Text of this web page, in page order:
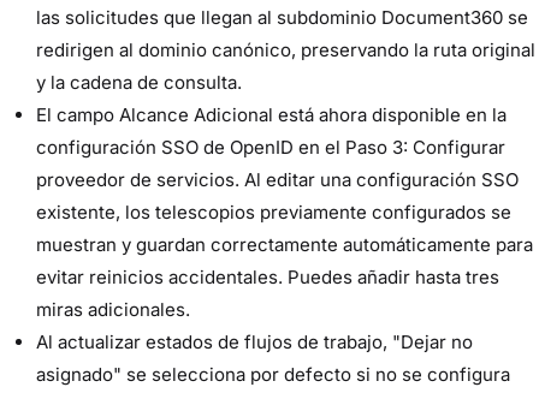
las solicitudes que llegan al subdominio Document360 se
redirigen al dominio canónico, preservando la ruta original
y la cadena de consulta.
El campo Alcance Adicional está ahora disponible en la
configuración SSO de OpenID en el Paso 3: Configurar
proveedor de servicios. Al editar una configuración SSO
existente, los telescopios previamente configurados se
muestran y guardan correctamente automáticamente para
evitar reinicios accidentales. Puedes añadir hasta tres
miras adicionales.
Al actualizar estados de flujos de trabajo, "Dejar no
asignado" se selecciona por defecto si no se configura